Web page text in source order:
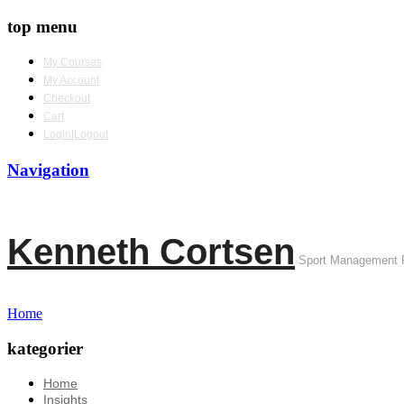
top menu
My Courses
My Account
Checkout
Cart
Login|Logout
Navigation
Kenneth Cortsen Sport Management
Home
kategorier
Home
Insights